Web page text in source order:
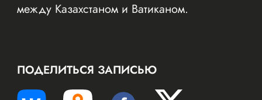
между Казахстаном и Ватиканом.
ПОДЕЛИТЬСЯ ЗАПИСЬЮ